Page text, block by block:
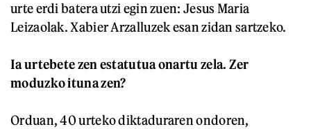
urte erdi batera utzi egin zuen: Jesus Maria
Leizaolak. Xabier Arzalluzek esan zidan sartzeko.
Ia urtebete zen estatutua onartu zela. Zer
moduzko ituna zen?
Orduan, 40 urteko diktaduraren ondoren,